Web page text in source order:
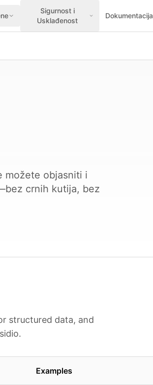
Sigurnost i
Usklađenost
Dokumentacija
možete objasniti i
crnih kutija, bez
structured data, and
Examples